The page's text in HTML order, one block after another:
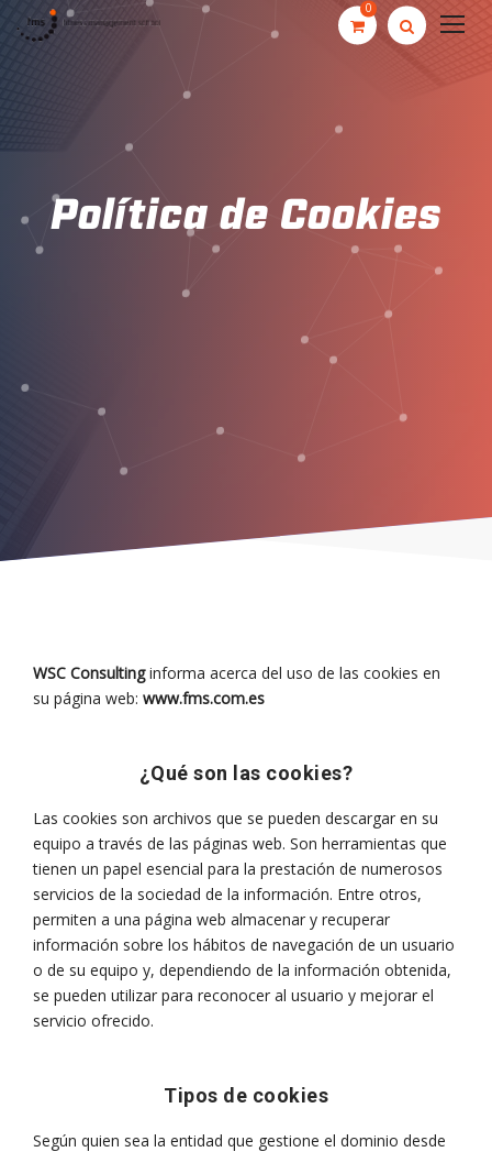
0
Política de Cookies
WSC Consultinginforma acerca del uso de las cookies en
su página web: www.fms.com.es
¿Qué son las cookies?
Las cookies son archivos que se pueden descargar en su
equipo a través de las páginas web. Son herramientas que
tienen un papel esencial para la prestación de numerosos
servicios de la sociedad de la información. Entre otros,
permiten a una página web almacenar y recuperar
información sobre los hábitos de navegación de un usuario
o de su equipo y, dependiendo de la información obtenida,
se pueden utilizar para reconocer al usuario y mejorar el
servicio ofrecido.
Tipos de cookies
Según quien sea la entidad que gestione el dominio desde